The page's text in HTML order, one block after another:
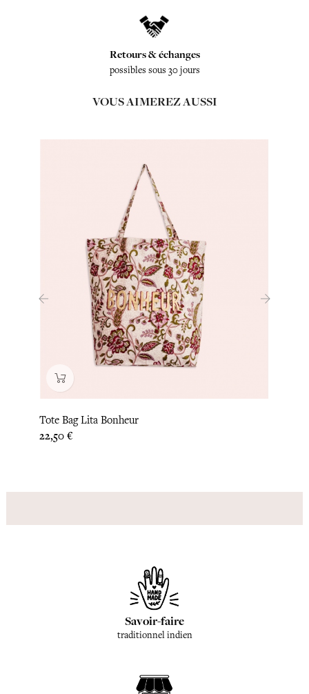
Retours & échanges
possibles sous 30 jours
VOUS AIMEREZ AUSSI
Tote Bag Lita Bonheur
Prix
22,50 €
Savoir-faire
traditionnel indien